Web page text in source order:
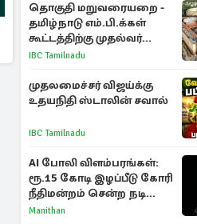
தொகுதி மறுவரையறை -
தமிழ்நாடு எம்.பி.க்கள்
கூட்டத்திற்கு முதல்வர்
விஜய் அழைப்பு
IBC Tamilnadu
முதலமைச்சர் விஜய்க்கு
உதயநிதி ஸ்டாலின் சவால்
IBC Tamilnadu
AI போலி விளம்பரங்கள்:
ரூ.15 கோடி இழப்பீடு கோரி
நீதிமன்றம் சென்ற நடிகை
ஸ்ருதி ஹாசன்!
Manithan